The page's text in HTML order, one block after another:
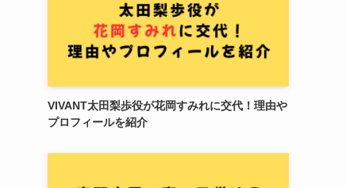
VIVANT太田梨歩役が花岡すみれに交代！理由や
プロフィールを紹介